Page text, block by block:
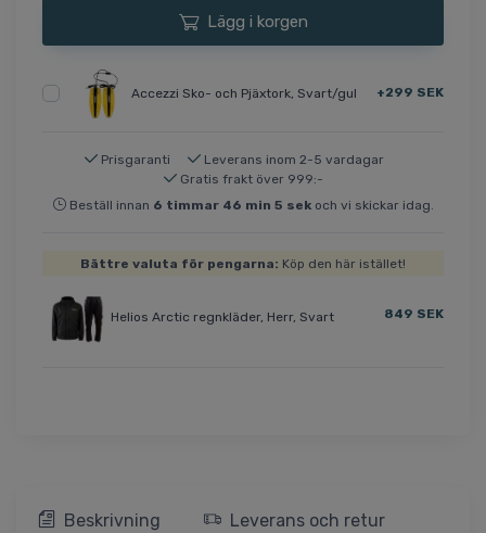
Lägg i korgen
Accezzi Sko- och Pjäxtork, Svart/gul +299 SEK
Prisgaranti
Leverans inom 2-5 vardagar
Gratis frakt över 999:-
Beställ innan 6 timmar 46 min 4 sek och vi skickar idag.
Bättre valuta för pengarna: Köp den här istället!
Helios Arctic regnkläder, Herr, Svart 849 SEK
Beskrivning Leverans och retur